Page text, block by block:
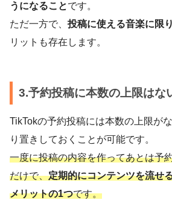
うになることです。
ただ一方で、 投稿に使える音楽に限
リットも存在します。
3.予約投稿に本数の上限はな
TikTokの予約投稿には本数の上限が
り置きしておくことが可能です。
一度に投稿の内容を作ってあとは予
だけで、定期的にコンテンツを流せ
メリットの1つです。